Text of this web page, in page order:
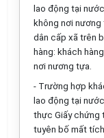
lao động tại
không nơi nương
dân cấp xã trên
hàng: khách
nơi nương tựa.
- Trường hợp
lao động tại
thực Giấy chứng
tuyên bố mất